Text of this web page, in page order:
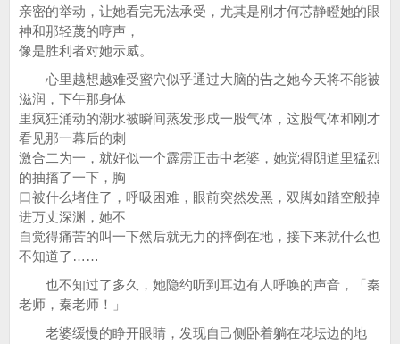
亲密的举动，让她看完无法承受，尤其是刚才何芯静瞪她的眼
神和那轻蔑的哼声，
像是胜利者对她示威。
心里越想越难受蜜穴似乎通过大脑的告之她今天将不能被
滋润，下午那身体
里疯狂涌动的潮水被瞬间蒸发形成一股气体，这股气体和刚才
看见那一幕后的刺
激合二为一，就好似一个霹雳正击中老婆，她觉得阴道里猛烈
的抽搐了一下，胸
口被什么堵住了，呼吸困难，眼前突然发黑，双脚如踏空般掉
进万丈深渊，她不
自觉得痛苦的叫一下然后就无力的摔倒在地，接下来就什么也
不知道了……
也不知过了多久，她隐约听到耳边有人呼唤的声音，「秦
老师，秦老师！」
老婆缓慢的睁开眼睛，发现自己侧卧着躺在花坛边的地